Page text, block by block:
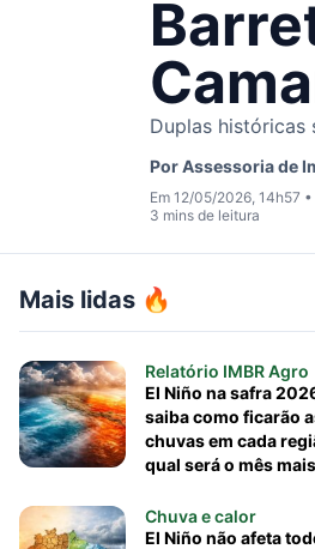
Duplas históricas
PorAssessoria de
Em 12/05/2026, 14h57 •
3 mins de leitura
Mais lidas 🔥
Relatório IMBR Agro
El Niño na safra
saiba como ficarão
chuvas em cada
qual será o mês
Chuva e calor
El Niño não afeta